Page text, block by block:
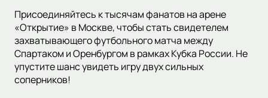
Присоединяйтесь к тысячам фанатов на арене
«Открытие» в Москве, чтобы стать свидетелем
захватывающего футбольного матча между
Спартаком и Оренбургом в рамках Кубка России. Не
упустите шанс увидеть игру двух сильных
соперников!